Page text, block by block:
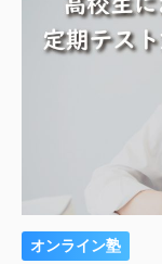
オンライン塾